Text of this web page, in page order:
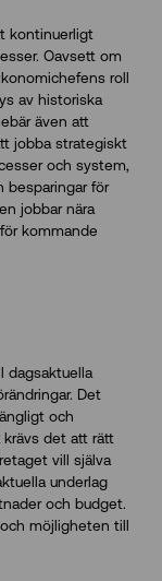
kontinuerligt
Oavsett om
roll
av historiska
även att
jobba strategiskt
och system,
besparingar för
jobbar nära
kommande
dagsaktuella
Det
och
det att rätt
vill själva
underlag
och budget.
möjligheten till